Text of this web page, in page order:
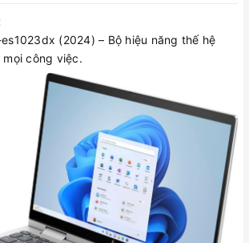
(2024) – Bộ hiệu năng thế hệ
mọi công việc.